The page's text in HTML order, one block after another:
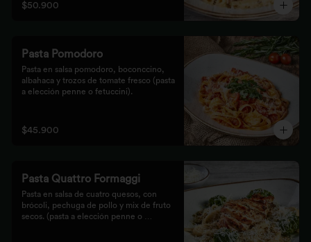
$50.900
Pasta Pomodoro
Pasta en salsa pomodoro, boconccino,
albahaca y trozos de tomate fresco (pasta
a elección penne o fetuccini).
$45.900
Pasta Quattro Formaggi
Pasta en salsa de cuatro quesos, con
brócoli, pechuga de pollo y mix de fruto
secos. (pasta a elección penne o